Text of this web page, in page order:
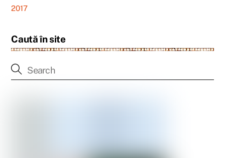
2017
Caută în site